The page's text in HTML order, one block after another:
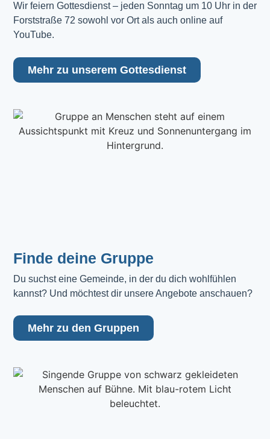
Wir feiern Gottesdienst – jeden Sonntag um 10 Uhr in der
Forststraße 72 sowohl vor Ort als auch online auf
YouTube.
Mehr zu unserem Gottesdienst
Finde deine Gruppe
Du suchst eine Gemeinde, in der du dich wohlfühlen
kannst? Und möchtest dir unsere Angebote anschauen?
Mehr zu den Gruppen